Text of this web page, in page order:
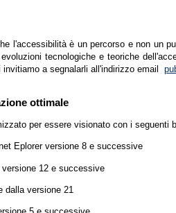
l'accessibilità è un percorso e non un
tecnologiche e teoriche
a segnalarli all'indirizzo email
ottimale
per essere visionato con i seguenti
Eplorer versione 8 e successive
12 e successive
dalla versione 21